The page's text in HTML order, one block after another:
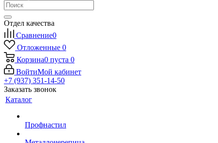
Отдел качества
Сравнение0
Отложенные 0
Корзина0 пуста 0
ВойтиМой кабинет
+7 (937) 351-14-50
Заказать звонок
Каталог
Профнастил